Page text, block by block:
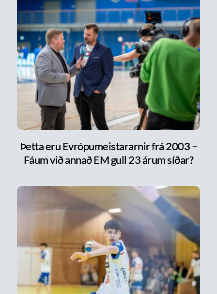
Þetta eru Evrópumeistararnir frá 2003 –
Fáum við annað EM gull 23 árum síðar?